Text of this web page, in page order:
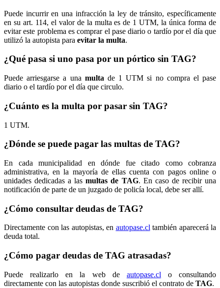
Puede incurrir en una infracción la ley de tránsito, específicamente
en su art. 114, el valor de la multa es de 1 UTM, la única forma de
evitar este problema es comprar el pase diario o tardío por el día que
utilizó la autopista para evitar la multa.
¿Qué pasa si uno pasa por un pórtico sin TAG?
Puede arriesgarse a una multa de 1 UTM si no compra el pase
diario o el tardío por el día que circulo.
¿Cuánto es la multa por pasar sin TAG?
1 UTM.
¿Dónde se puede pagar las multas de TAG?
En cada municipalidad en dónde fue citado como cobranza
administrativa, en la mayoría de ellas cuenta con pagos online o
unidades dedicadas a lasmultas de TAG. En caso de recibir una
notificación de parte de un juzgado de policía local, debe ser allí.
¿Cómo consultar deudas de TAG?
Directamente con las autopistas, en autopase.cltambién aparecerá la
deuda total.
¿Cómo pagar deudas de TAG atrasadas?
Puede realizarlo en la web de autopase.cl o consultando
directamente con las autopistas donde suscribió el contrato de TAG.